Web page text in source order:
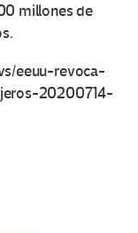
millones de
eeuu-revoca-
20200714-